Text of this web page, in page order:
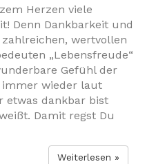
Herzen viele
Denn Dankbarkeit und
wertvollen
„Lebensfreude“
Gefühl der
wieder laut
etwas dankbar bist
Damit regst Du
Weiterlesen »